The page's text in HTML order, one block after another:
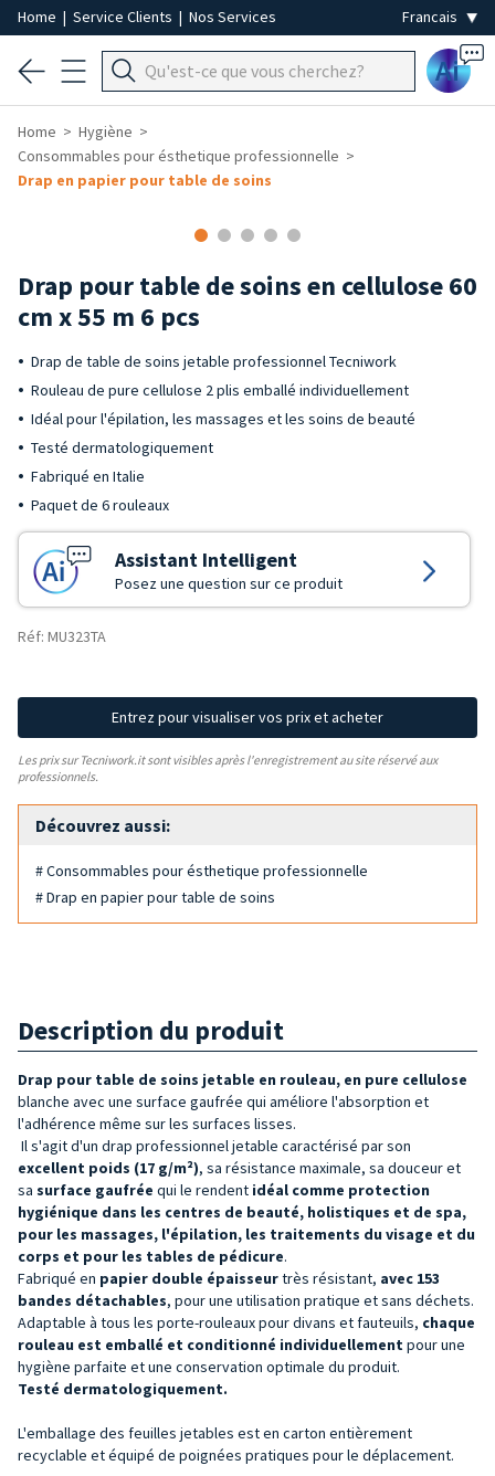
Home | Service Clients | Nos Services
Ai
Home
Hygiène
Consommables pour ésthetique professionnelle
Drap en papier pour table de soins
Drap pour table de soins en cellulose 60
cm x 55 m 6 pcs
Drap de table de soins jetable professionnel Tecniwork
Rouleau de pure cellulose 2 plis emballé individuellement
Idéal pour l'épilation, les massages et les soins de beauté
Testé dermatologiquement
Fabriqué en Italie
Paquet de 6 rouleaux
Assistant Intelligent
Posez une question sur ce produit
Réf: MU323TA
Entrez pour visualiser vos prix et acheter
Les prix sur Tecniwork.it sont visibles après l'enregistrement au site réservé aux
professionnels.
Découvrez aussi:
# Consommables pour ésthetique professionnelle
# Drap en papier pour table de soins
Description du produit
Drap pour table de soins jetable en rouleau, en pure cellulose
blanche avec une surface gaufrée qui améliore l'absorption et
l'adhérence même sur les surfaces lisses.
Il s'agit d'un drap professionnel jetable caractérisé par son
excellent poids (17 g/m²), sa résistance maximale, sa douceur et
sa surface gaufrée qui le rendent idéal comme protection
hygiénique dans les centres de beauté, holistiques et de spa,
pour les massages, l'épilation, les traitements du visage et du
corps et pour les tables de pédicure.
Fabriqué en papier double épaisseurtrès résistant, avec 153
bandes détachables, pour une utilisation pratique et sans déchets.
Adaptable à tous les porte-rouleaux pour divans et fauteuils, chaque
rouleau est emballé et conditionné individuellement pour une
hygiène parfaite et une conservation optimale du produit.
Testé dermatologiquement.
L'emballage des feuilles jetables est en carton entièrement
recyclable et équipé de poignées pratiques pour le déplacement.